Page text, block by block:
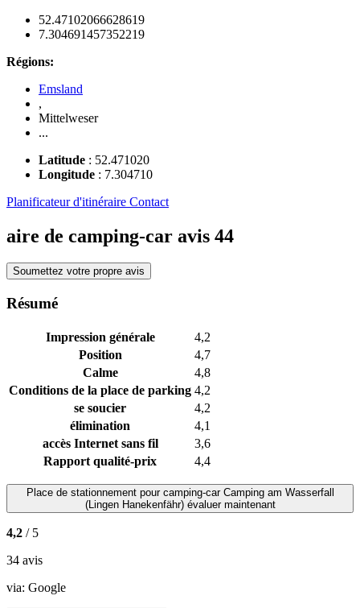
52.47102066628619
7.304691457352219
Régions:
Emsland
,
Mittelweser
...
Latitude : 52.471020
Longitude : 7.304710
Planificateur d'itinéraire Contact
aire de camping-car avis 44
Soumettez votre propre avis
Résumé
Impression générale
4,2
Position
4,7
Calme
4,8
Conditions de la place de parking 4,2
se soucier
4,2
élimination
4,1
accès Internet sans fil
3,6
Rapport qualité-prix
4,4
Place de stationnement pour camping-car Camping am Wasserfall
(Lingen Hanekenfähr)évaluer maintenant
4,2 / 5
34 avis
via: Google